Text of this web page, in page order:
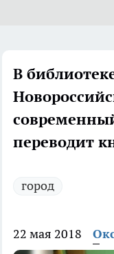
В
переводит
город
22 мая 2018